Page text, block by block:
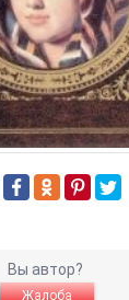
Вы автор?
Жалоба